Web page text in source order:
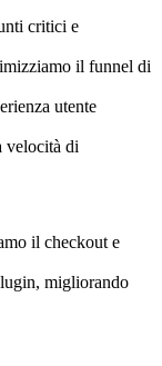
critici e
il funnel di
utente
velocità di
il checkout e
migliorando